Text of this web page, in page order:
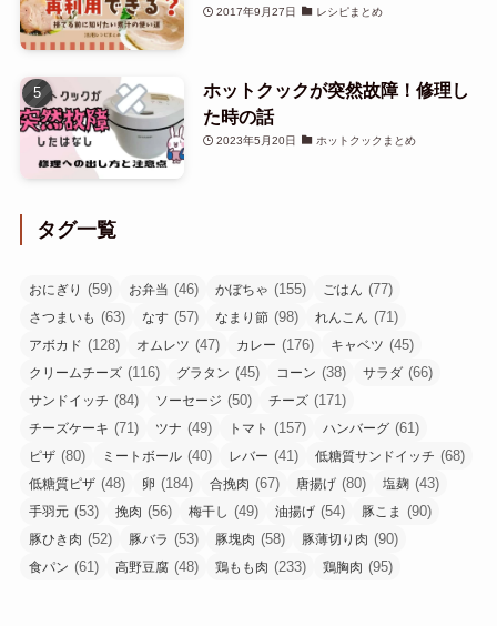
2017年9月27日 レシピまとめ
ホットクックが突然故障！修理し
た時の話
2023年5月20日 ホットクックまとめ
タグ一覧
おにぎり (59) お弁当 (46) かぼちゃ (155) ごはん (77)
さつまいも (63) なす (57) なまり節 (98) れんこん (71)
アボカド (128) オムレツ (47) カレー (176) キャベツ (45)
クリームチーズ (116) グラタン (45) コーン (38) サラダ (66)
サンドイッチ (84) ソーセージ (50) チーズ (171)
チーズケーキ (71) ツナ (49) トマト (157) ハンバーグ (61)
ピザ (80) ミートボール (40) レバー (41) 低糖質サンドイッチ (68)
低糖質ピザ (48) 卵 (184) 合挽肉 (67) 唐揚げ (80) 塩麹 (43)
手羽元 (53) 挽肉 (56) 梅干し (49) 油揚げ (54) 豚こま (90)
豚ひき肉 (52) 豚バラ (53) 豚塊肉 (58) 豚薄切り肉 (90)
食パン (61) 高野豆腐 (48) 鶏もも肉 (233) 鶏胸肉 (95)